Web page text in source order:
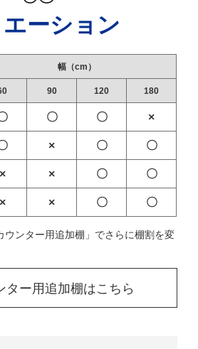
ーション
幅（cm）
90 120 180
〇 〇 ×
× 〇 〇
× × 〇 〇
× × 〇 〇
ウンター用追加棚」でさらに棚割を変
ター用追加棚はこちら